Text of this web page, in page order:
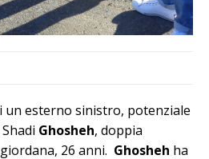
un esterno sinistro, potenziale
Shadi Ghosheh, doppia
26 anni. Ghosheh ha